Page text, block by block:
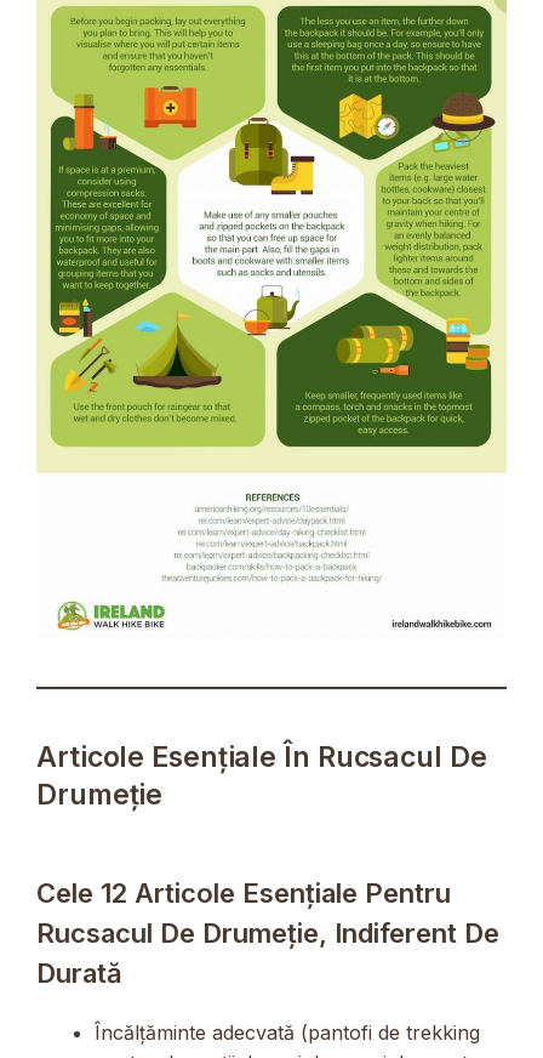
Articole Esențiale În Rucsacul De
Drumeție
Cele 12 Articole Esențiale Pentru
Rucsacul De Drumeție, Indiferent De
Durată
Încălțăminte adecvată (pantofi de trekking